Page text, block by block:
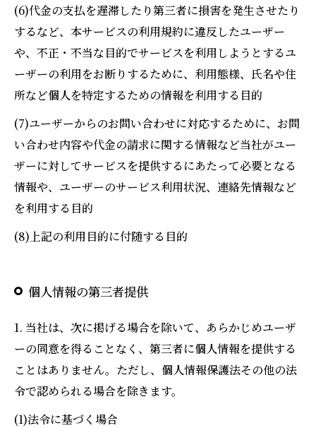
(6)代金の支払を遅滞したり第三者に損害を発生させたり
するなど、本サービスの利用規約に違反したユーザー
や、不正・不当な目的でサービスを利用しようとするユ
ーザーの利用をお断りするために、利用態様、氏名や住
所など個人を特定するための情報を利用する目的
(7)ユーザーからのお問い合わせに対応するために、お問
い合わせ内容や代金の請求に関する情報など当社がユー
ザーに対してサービスを提供するにあたって必要となる
情報や、ユーザーのサービス利用状況、連絡先情報など
を利用する目的
(8)上記の利用目的に付随する目的
個人情報の第三者提供
1. 当社は、次に掲げる場合を除いて、あらかじめユーザ
ーの同意を得ることなく、第三者に個人情報を提供する
ことはありません。ただし、個人情報保護法その他の法
令で認められる場合を除きます。
(1)法令に基づく場合